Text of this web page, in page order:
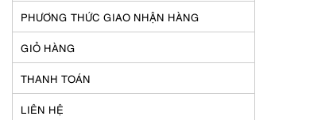
PHƯƠNG THỨC GIAO NHẬN HÀNG
GIỎ HÀNG
THANH TOÁN
LIÊN HỆ